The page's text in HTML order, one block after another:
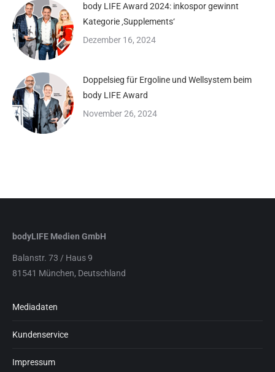
body LIFE Award 2024: inkospor gewinnt
Kategorie ‚Supplements‘
Dezember 16, 2024
Doppelsieg für Ergoline und Wellsystem beim
body LIFE Award
November 26, 2024
bodyLIFE Medien GmbH
Balanstr. 73 / Haus 9
81541 München, Deutschland
Mediadaten
Kundenservice
Impressum